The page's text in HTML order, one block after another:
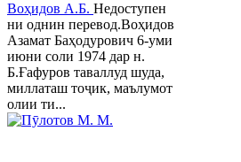
Воҳидов А.Б. Недоступен
ни однин перевод.Воҳидов
Азамат Баҳодурович 6-уми
июни соли 1974 дар н.
Б.Ғафуров таваллуд шуда,
миллаташ тоҷик, маълумот
олии ти...